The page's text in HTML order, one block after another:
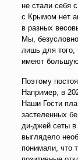
не стали себя
с Крымом нет
в разных
Мы,
лишь для того,
имеют большую
Поэтому
Например, в
Наши Гости
застеленных
ди-джей сеты в
выглядело
понимали, что